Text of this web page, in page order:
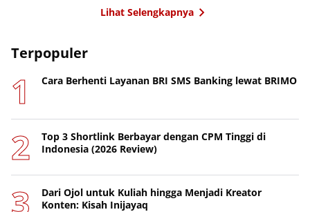
Lihat Selengkapnya
Terpopuler
Cara Berhenti Layanan BRI SMS Banking lewat BRIMO
Top 3 Shortlink Berbayar dengan CPM Tinggi di
Indonesia (2026 Review)
Dari Ojol untuk Kuliah hingga Menjadi Kreator
Konten: Kisah Inijayaq